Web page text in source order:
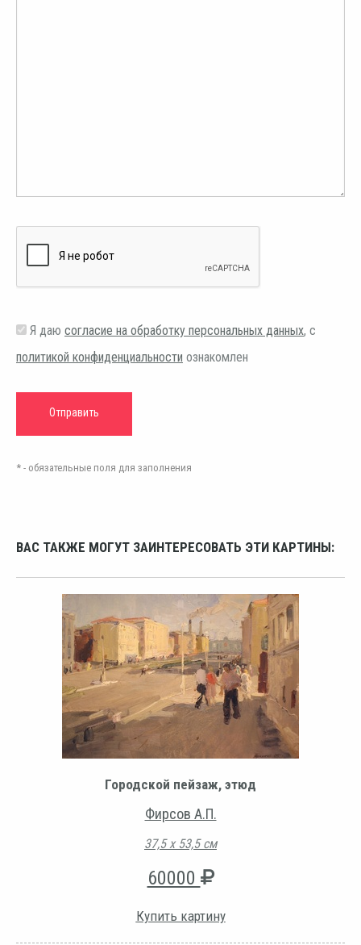
Я даю согласие на обработку персональных данных, с
политикой конфиденциальности ознакомлен
* - обязательные поля для заполнения
ВАС ТАКЖЕ МОГУТ ЗАИНТЕРЕСОВАТЬ ЭТИ КАРТИНЫ:
Городской пейзаж, этюд
Фирсов А.П.
37,5 х 53,5 см
60000
Купить картину